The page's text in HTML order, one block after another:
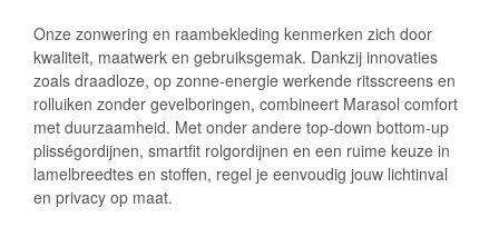
Onze zonwering en raambekleding kenmerken zich door
kwaliteit, maatwerk en gebruiksgemak. Dankzij innovaties
zoals draadloze, op zonne-energie werkende ritsscreens en
rolluiken zonder gevelboringen, combineert Marasol comfort
met duurzaamheid. Met onder andere top-down bottom-up
plisségordijnen, smartfit rolgordijnen en een ruime keuze in
lamelbreedtes en stoffen, regel je eenvoudig jouw lichtinval
en privacy op maat.